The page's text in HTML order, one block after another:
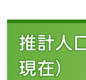
推計人
現在）